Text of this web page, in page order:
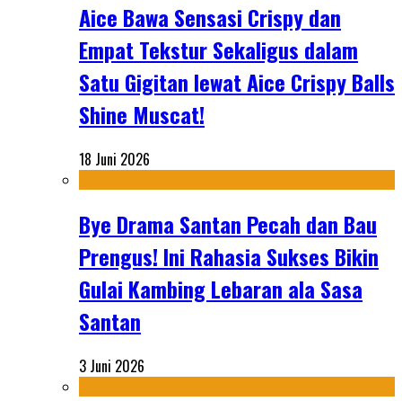
Aice Bawa Sensasi Crispy dan
Empat Tekstur Sekaligus dalam
Satu Gigitan lewat Aice Crispy Balls
Shine Muscat!
18 Juni 2026
Bye Drama Santan Pecah dan Bau
Prengus! Ini Rahasia Sukses Bikin
Gulai Kambing Lebaran ala Sasa
Santan
3 Juni 2026